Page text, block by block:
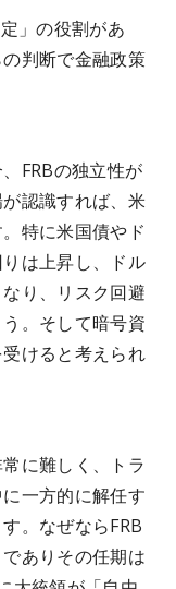
」の役割があ
判断で金融政策
FRBの独立性が
認識すれば、米
特に米国債やド
は上昇し、ドル
り、リスク回避
。そして暗号資
けると考えられ
に難しく、トラ
一方的に解任す
。なぜならFRB
ありその任期は